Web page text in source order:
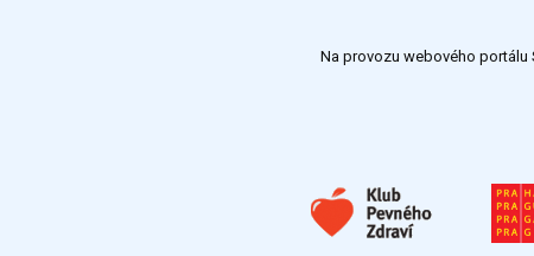
Na provozu webového portálu